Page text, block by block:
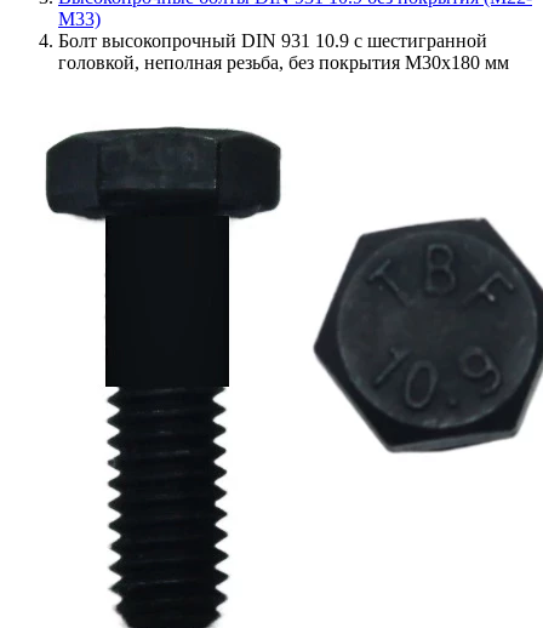
M33)
Болт высокопрочный DIN 931 10.9 с шестигранной
головкой, неполная резьба, без покрытия M30x180 мм